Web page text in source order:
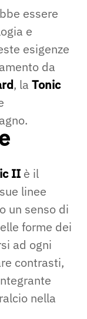
essere
e
esigenze
da
, la Tonic
II è il
linee
un senso di
forme dei
ad ogni
contrasti,
nella